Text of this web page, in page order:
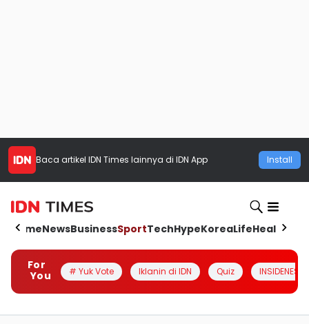
Baca artikel IDN Times lainnya di IDN App Install
HomeNewsBusinessSportTechHypeKoreaLifeHealth
For
You
# Yuk Vote Iklanin di IDN Quiz INSIDENESIA